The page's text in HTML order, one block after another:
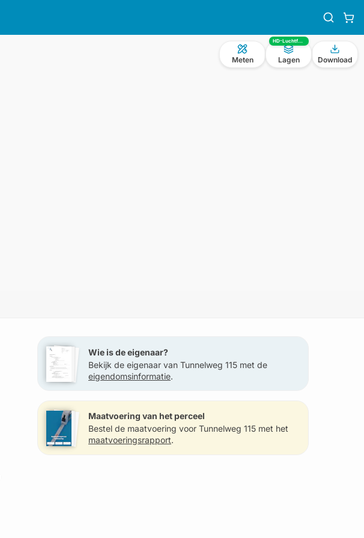
Meten
HD-Luchtfoto
Lagen Download
Wie is de eigenaar?
Bekijk de eigenaar van Tunnelweg 115 met de
eigendomsinformatie.
Maatvoering van het perceel
Bestel de maatvoering voor Tunnelweg 115 met het
maatvoeringsrapport.